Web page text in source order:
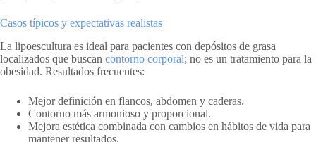
Casos típicos y expectativas realistas
La lipoescultura es ideal para pacientes con depósitos de grasa
localizados que buscan contorno corporal; no es un tratamiento para la
obesidad. Resultados frecuentes:
Mejor definición en flancos, abdomen y caderas.
Contorno más armonioso y proporcional.
Mejora estética combinada con cambios en hábitos de vida para
mantener resultados.